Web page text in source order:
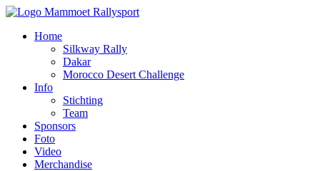
Home
Silkway Rally
Dakar
Morocco Desert Challenge
Info
Stichting
Team
Sponsors
Foto
Video
Merchandise